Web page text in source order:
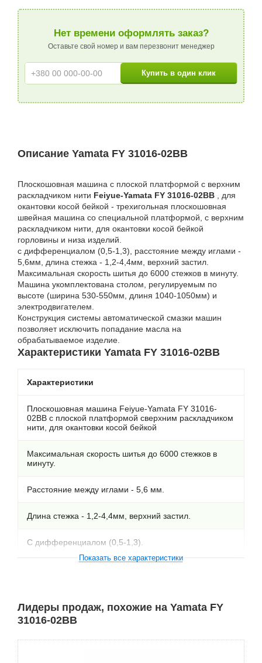
Нет времени оформлять заказ?
Оставьте свой номер и вам перезвонит менеджер
Описание Yamata FY 31016-02BB
Плоскошовная машина с плоской платформой c верхним
раскладчиком нити Feiyue-Yamata FY 31016-02BB , для
окантовки косой бейкой - трехигольная плоскошовная
швейная машина со специальной платформой, с верхним
раскладчиком нити, для окантовки косой бейкой
горловины и низа изделий.
с дифференциалом (0,5-1,3), расстояние между иглами -
5,6мм, длина стежка - 1,2-4,4мм, верхний застил.
Максимальная скорость шитья до 6000 стежков в минуту.
Машина укомплектована столом, регулируемым по
высоте (ширина 530-550мм, длиня 1040-1050мм) и
электродвигателем.
Конструкция системы автоматической смазки машин
позволяет исключить попадание масла на
обрабатываемое изделие.
Характеристики Yamata FY 31016-02BB
Характеристики
Плоскошовная машина Feiyue-Yamata FY 31016-
02BB с плоской платформой cверхним раскладчиком
нити, для окантовки косой бейкой
Максимальная скорость шитья до 6000 стежков в
минуту.
Расстояние между иглами - 5,6 мм.
Длина стежка - 1,2-4,4мм, верхний застил.
C дифференциалом (0,5-1,3).
Показать все характеристики
Лидеры продаж, похожие на Yamata FY
31016-02BB